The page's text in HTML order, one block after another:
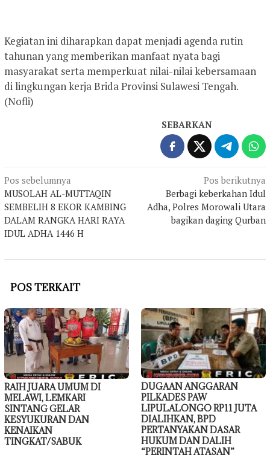
Kegiatan ini diharapkan dapat menjadi agenda rutin
tahunan yang memberikan manfaat nyata bagi
masyarakat serta memperkuat nilai-nilai kebersamaan
di lingkungan kerja Brida Provinsi Sulawesi Tengah.
(Nofli)
SEBARKAN
Navigasi
pos
Pos sebelumnya
MUSOLAH AL-MUTTAQIN
SEMBELIH 8 EKOR KAMBING
DALAM RANGKA HARI RAYA
IDUL ADHA 1446 H
Pos berikutnya
Berbagi keberkahan Idul
Adha, Polres Morowali Utara
bagikan daging Qurban
POS TERKAIT
RAIH JUARA UMUM DI
MELAWI, LEMKARI
SINTANG GELAR
KESYUKURAN DAN
KENAIKAN
TINGKAT/SABUK
DUGAAN ANGGARAN
PILKADES PAW
LIPULALONGO RP11 JUTA
DIALIHKAN, BPD
PERTANYAKAN DASAR
HUKUM DAN DALIH
“PERINTAH ATASAN”